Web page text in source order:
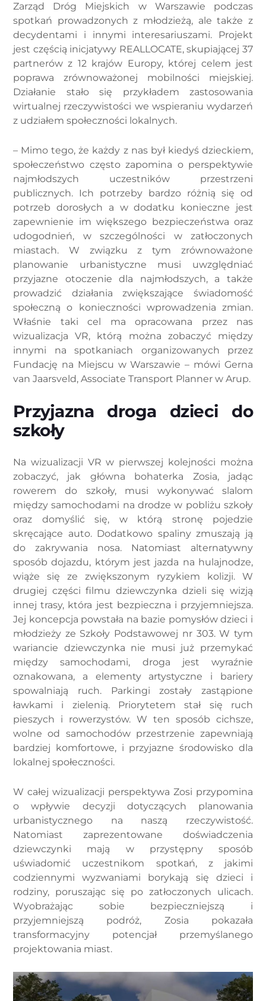
Zarząd Dróg Miejskich w Warszawie podczas
spotkań prowadzonych z młodzieżą, ale także z
decydentami i innymi interesariuszami. Projekt
jest częścią inicjatywy REALLOCATE, skupiającej 37
partnerów z 12 krajów Europy, której celem jest
poprawa zrównoważonej mobilności miejskiej.
Działanie stało się przykładem zastosowania
wirtualnej rzeczywistości we wspieraniu wydarzeń
z udziałem społeczności lokalnych.
– Mimo tego, że każdy z nas był kiedyś dzieckiem,
społeczeństwo często zapomina o perspektywie
najmłodszych uczestników przestrzeni
publicznych. Ich potrzeby bardzo różnią się od
potrzeb dorosłych a w dodatku konieczne jest
zapewnienie im większego bezpieczeństwa oraz
udogodnień, w szczególności w zatłoczonych
miastach. W związku z tym zrównoważone
planowanie urbanistyczne musi uwzględniać
przyjazne otoczenie dla najmłodszych, a także
prowadzić działania zwiększające świadomość
społeczną o konieczności wprowadzenia zmian.
Właśnie taki cel ma opracowana przez nas
wizualizacja VR, którą można zobaczyć między
innymi na spotkaniach organizowanych przez
Fundację na Miejscu w Warszawie – mówi Gerna
van Jaarsveld, Associate Transport Planner w Arup.
Przyjazna droga dzieci do
szkoły
Na wizualizacji VR w pierwszej kolejności można
zobaczyć, jak główna bohaterka Zosia, jadąc
rowerem do szkoły, musi wykonywać slalom
między samochodami na drodze w pobliżu szkoły
oraz domyślić się, w którą stronę pojedzie
skręcające auto. Dodatkowo spaliny zmuszają ją
do zakrywania nosa. Natomiast alternatywny
sposób dojazdu, którym jest jazda na hulajnodze,
wiąże się ze zwiększonym ryzykiem kolizji. W
drugiej części filmu dziewczynka dzieli się wizją
innej trasy, która jest bezpieczna i przyjemniejsza.
Jej koncepcja powstała na bazie pomysłów dzieci i
młodzieży ze Szkoły Podstawowej nr 303. W tym
wariancie dziewczynka nie musi już przemykać
między samochodami, droga jest wyraźnie
oznakowana, a elementy artystyczne i bariery
spowalniają ruch. Parkingi zostały zastąpione
ławkami i zielenią. Priorytetem stał się ruch
pieszych i rowerzystów. W ten sposób cichsze,
wolne od samochodów przestrzenie zapewniają
bardziej komfortowe, i przyjazne środowisko dla
lokalnej społeczności.
W całej wizualizacji perspektywa Zosi przypomina
o wpływie decyzji dotyczących planowania
urbanistycznego na naszą rzeczywistość.
Natomiast zaprezentowane doświadczenia
dziewczynki mają w przystępny sposób
uświadomić uczestnikom spotkań, z jakimi
codziennymi wyzwaniami borykają się dzieci i
rodziny, poruszając się po zatłoczonych ulicach.
Wyobrażając sobie bezpieczniejszą i
przyjemniejszą podróż, Zosia pokazała
transformacyjny potencjał przemyślanego
projektowania miast.